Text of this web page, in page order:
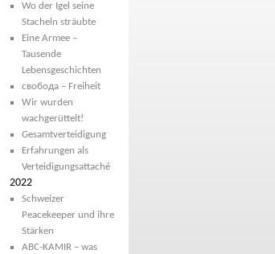
Wo der Igel seine
Stacheln sträubte
Eine Armee –
Tausende
Lebensgeschichten
свобода – Freiheit
Wir wurden
wachgerüttelt!
Gesamtverteidigung
Erfahrungen als
Verteidigungsattaché
2022
Schweizer
Peacekeeper und ihre
Stärken
ABC-KAMIR – was